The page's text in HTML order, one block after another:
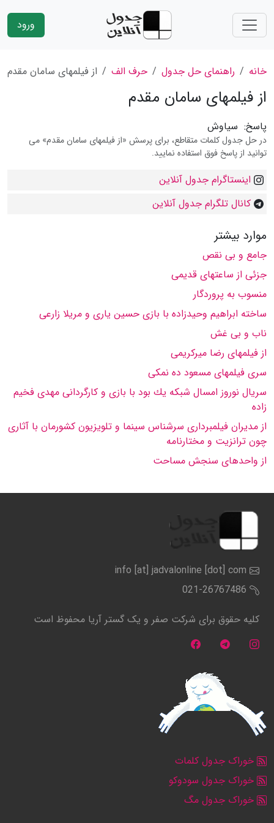
ورود
خانه راهنمای حل جدول حرف الف از فیلمهاى سامان مقدم
از فیلمهاى سامان مقدم
پاسخ: سیاوش
در حل جدول کلمات متقاطع، برای پرسش «از فیلمهاى سامان مقدم» می
توانید از پاسخ فوق استفاده نمایید.
اینستاگرام جدول آنلاین
کانال تلگرام جدول آنلاین
موارد بیشتر
جامع و بى نقص
جزئى از ساعتهاى قدیمى
منسوب به پروردگار
ساخته ابراهیم وحیدزاده با بازى حسین یارى و مریلا زارعى
ناب و بى غش
از فیلمهاى رضا میركریمى
سرى فیلمهاى مسعود ده نمكى
سریال نوروز امسال شبكه یك بود با بازى و كارگردانى مهدى فخیم
زاده
از مدیران فیلمبردارى سرشناس سینما و تلویزیون كشورمان با آثارى
چون ترانزیت و مختارنامه
از واحدهاى سنجش مساحت
info [at] jadvalonline [dot] com
021-26767486
کلیه حقوق برای شرکت صفر و یک گستر آریا محفوظ است
خوراک جدول کلمات
خوراک جدول سودوکو
خوراک جدول مگ